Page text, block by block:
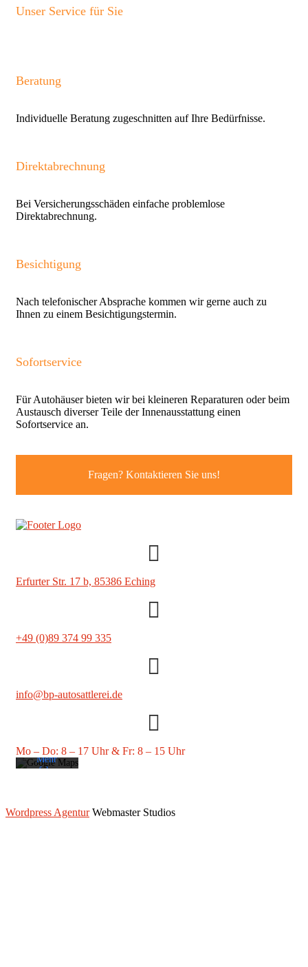
Unser Service für Sie
Beratung
Individuelle Beratung zugeschnitten auf Ihre Bedürfnisse.
Direktabrechnung
Bei Versicherungsschäden einfache problemlose
Direktabrechnung.
Besichtigung
Nach telefonischer Absprache kommen wir gerne auch zu
Ihnen zu einem Besichtigungstermin.
Sofortservice
Für Autohäuser bieten wir bei kleineren Reparaturen oder beim
Austausch diverser Teile der Innenausstattung einen
Sofortservice an.
Fragen? Kontaktieren Sie uns!
Erfurter Str. 17 b, 85386 Eching
+49 (0)89 374 99 335
info@bp-autosattlerei.de
Mo – Do: 8 – 17 Uhr & Fr: 8 – 15 Uhr
Karte
akzeptieren
Google.
Mehr
erfahren
laden
Wordpress AgenturWebmaster Studios